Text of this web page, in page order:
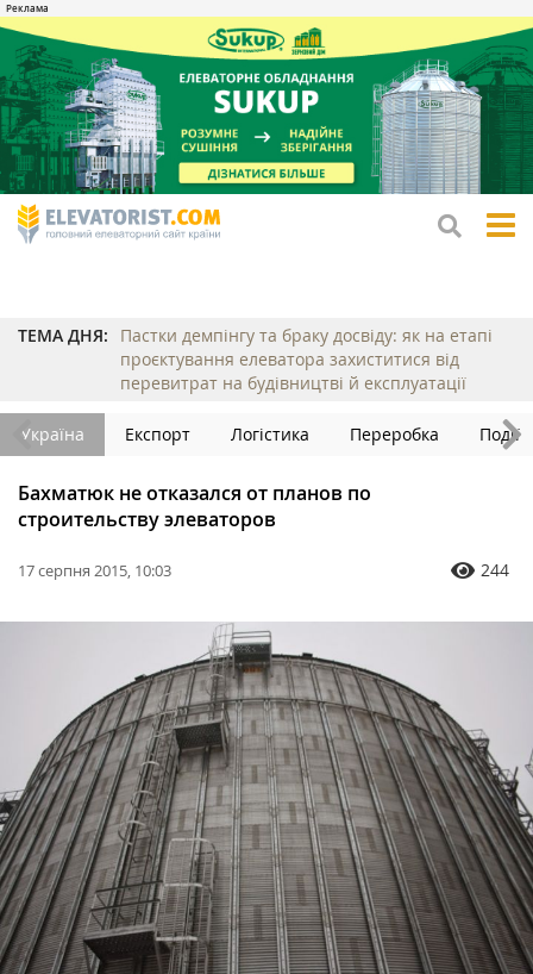
ТЕМА ДНЯ:
Пастки демпінгу та браку досвіду: як на етапі
проєктування елеватора захиститися від
перевитрат на будівництві й експлуатації
Україна Експорт Логістика Переробка Події
Бахматюк не отказался от планов по
строительству элеваторов
17 серпня 2015, 10:03 244